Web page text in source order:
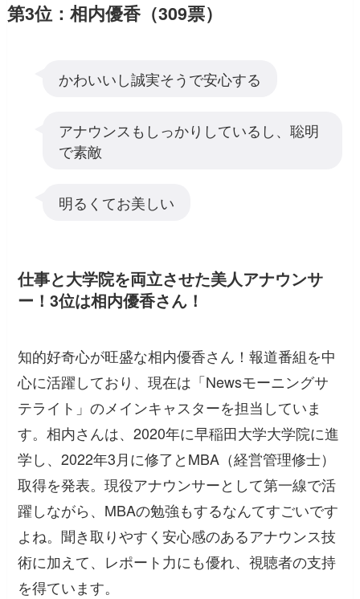
第3位：相内優香（309票）
かわいいし誠実そうで安心する
アナウンスもしっかりしているし、聡明
で素敵
明るくてお美しい
仕事と大学院を両立させた美人アナウンサ
ー！3位は相内優香さん！
知的好奇心が旺盛な相内優香さん！報道番組を中
心に活躍しており、現在は「Newsモーニングサ
テライト」のメインキャスターを担当していま
す。相内さんは、2020年に早稲田大学大学院に進
学し、2022年3月に修了とMBA（経営管理修士）
取得を発表。現役アナウンサーとして第一線で活
躍しながら、MBAの勉強もするなんてすごいです
よね。聞き取りやすく安心感のあるアナウンス技
術に加えて、レポート力にも優れ、視聴者の支持
を得ています。